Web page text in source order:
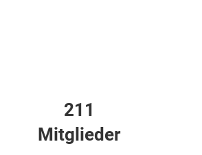
211
Mitglieder